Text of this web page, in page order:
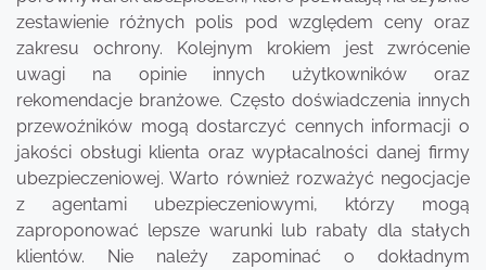
zestawienie różnych polis pod względem ceny oraz
zakresu ochrony. Kolejnym krokiem jest zwrócenie
uwagi na opinie innych użytkowników oraz
rekomendacje branżowe. Często doświadczenia innych
przewoźników mogą dostarczyć cennych informacji o
jakości obsługi klienta oraz wypłacalności danej firmy
ubezpieczeniowej. Warto również rozważyć negocjacje
z agentami ubezpieczeniowymi, którzy mogą
zaproponować lepsze warunki lub rabaty dla stałych
klientów. Nie należy zapominać o dokładnym